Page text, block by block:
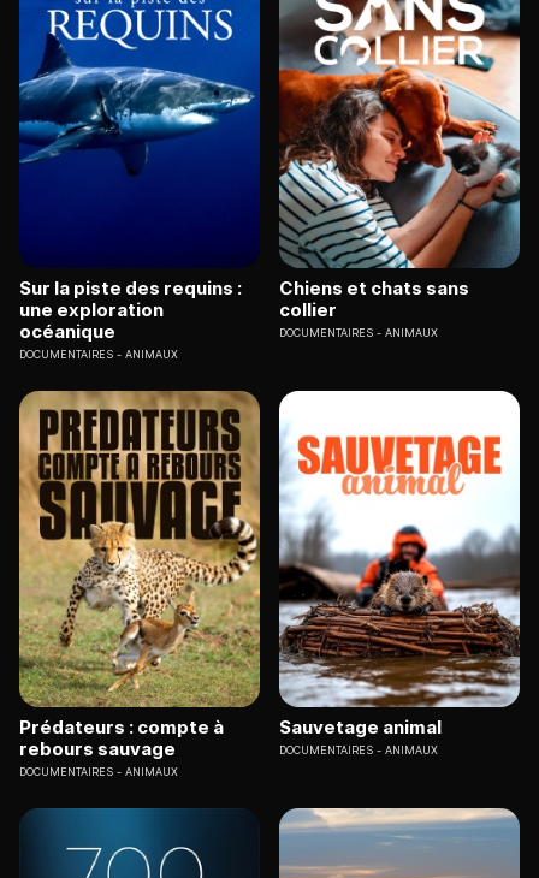
Sur la piste des requins :
une exploration
océanique
DOCUMENTAIRES ANIMAUX
Chiens et chats sans
collier
DOCUMENTAIRES ANIMAUX
Prédateurs : compte à
rebours sauvage
DOCUMENTAIRES ANIMAUX
Sauvetage animal
DOCUMENTAIRES ANIMAUX